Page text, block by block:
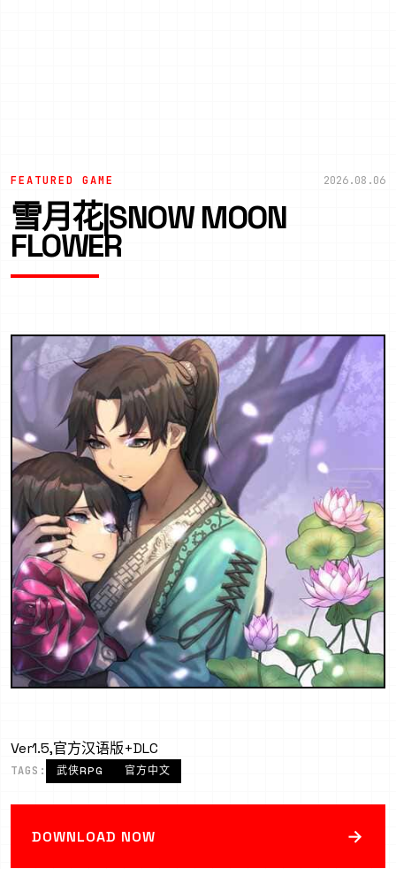
FEATURED GAME 2026.08.06
雪月花|SNOW MOON
FLOWER
Ver1.5,官方汉语版+DLC
TAGS: 武侠RPG 官方中文
DOWNLOAD NOW →